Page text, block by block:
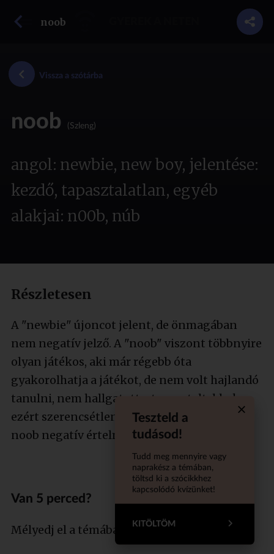
noob
Vissza a szótárba
noob (Szleng)
angol: newbie, new boy, jelentése:
kezdő, tapasztalatlan, egyéb
alakjai: n00b, núb
Részletesen
A "newbie" újoncot jelent, de önmagában
nem negatív jelző. A "noob" viszont többnyire
olyan játékos, aki már régebb óta
gyakorolhatja a játékot, de nem volt hajlandó
tanulni, nem hallgatott a tapasztaltabbakra,
ezért szerencsétlenül játszik, idegesítő. A
noob negatív értelmű kifejezés.
Teszteld a
tudásod!
Tudd meg mennyire vagy
naprakész a témában,
töltsd ki a szócikkhez
kapcsolódó kvízünket!
KITÖLTÖM
Van 5 perced?
Mélyedj el a témában szakértőnkkel!